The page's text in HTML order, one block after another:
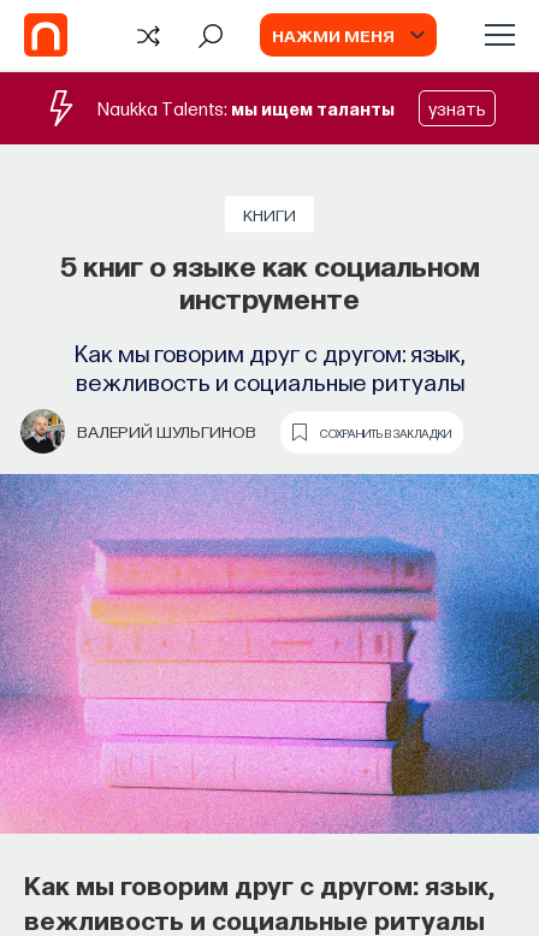
НАЖМИ МЕНЯ
Naukka Talents: мы ищем таланты узнать
КНИГИ
5 книг о языке как социальном
инструменте
Как мы говорим друг с другом: язык,
вежливость и социальные ритуалы
ВАЛЕРИЙ ШУЛЬГИНОВ СОХРАНИТЬ В ЗАКЛАДКИ
Как мы говорим друг с другом: язык,
вежливость и социальные ритуалы
Философский поиск: начала
Как философия помогает составлять
собственное мнение о происходящем
ПОСТНАУКА СОХРАНИТЬ В ЗАКЛАДКИ
Как философия помогает составлять
собственное мнение
Как философия помогает понять мир, в котором